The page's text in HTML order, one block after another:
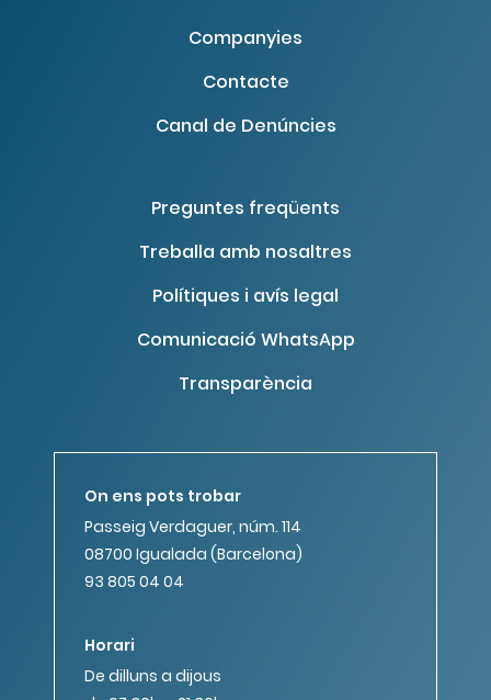
Companyies
Contacte
Canal de Denúncies
Preguntes freqüents
Treballa amb nosaltres
Polítiques i avís legal
Comunicació WhatsApp
Transparència
On ens pots trobar
Passeig Verdaguer, núm. 114
08700 Igualada (Barcelona)
93 805 04 04
Horari
De dilluns a dijous